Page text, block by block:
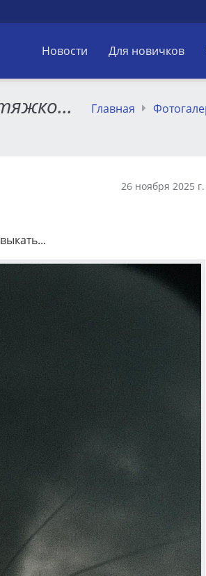
Новости Для новичков
Главная
26 ноября 2025 г.